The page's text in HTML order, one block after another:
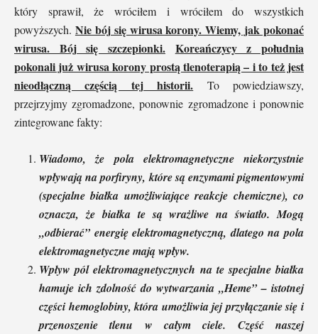
który sprawił, że wróciłem i wróciłem do wszystkich
powyższych. Nie bój się wirusa korony. Wiemy, jak pokonać
wirusa. Bój się szczepionki.
Koreańczycy z południa
pokonali już wirusa korony prostą tlenoterapią – i to też jest
nieodłączną częścią tej historii. To powiedziawszy,
przejrzyjmy zgromadzone, ponownie zgromadzone i ponownie
zintegrowane fakty:
Wiadomo, że pola elektromagnetyczne niekorzystnie
wpływają na porfiryny, które są enzymami pigmentowymi
(specjalne białka umożliwiające reakcje chemiczne), co
oznacza, że ​​białka te są wrażliwe na światło. Mogą
„odbierać” energię elektromagnetyczną, dlatego na pola
elektromagnetyczne mają wpływ.
Wpływ pól elektromagnetycznych na te specjalne białka
hamuje ich zdolność do wytwarzania „Heme” – istotnej
części hemoglobiny, która umożliwia jej przyłączanie się i
przenoszenie tlenu w całym ciele. Część naszej